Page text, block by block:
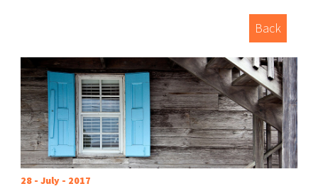
Back
28 - July - 2017